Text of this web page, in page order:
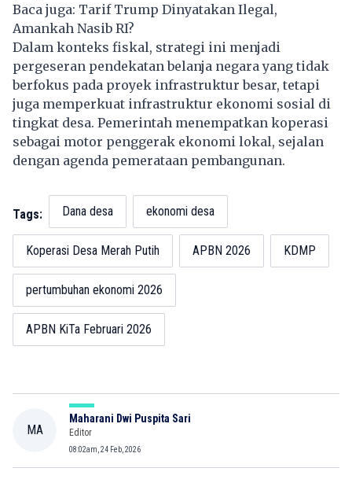
Baca juga: Tarif Trump Dinyatakan Ilegal,
Amankah Nasib RI?
Dalam konteks fiskal, strategi ini menjadi
pergeseran pendekatan belanja negara yang tidak
berfokus pada proyek infrastruktur besar, tetapi
juga memperkuat infrastruktur ekonomi sosial di
tingkat desa. Pemerintah menempatkan koperasi
sebagai motor penggerak ekonomi lokal, sejalan
dengan agenda pemerataan pembangunan.
Tags: Dana desa ekonomi desa
Koperasi Desa Merah Putih APBN 2026 KDMP
pertumbuhan ekonomi 2026
APBN KiTa Februari 2026
MA
Maharani Dwi Puspita Sari
Editor
08:02am, 24 Feb, 2026